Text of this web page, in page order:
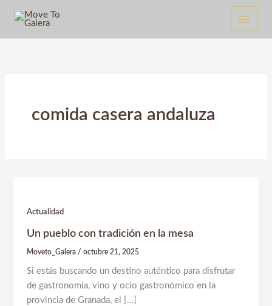
comida casera andaluza
Actualidad
Un pueblo con tradición en la mesa
Moveto_Galera /octubre 21, 2025
Si estás buscando un destino auténtico para disfrutar
de gastronomía, vino y ocio gastronómico en la
provincia de Granada, el […]